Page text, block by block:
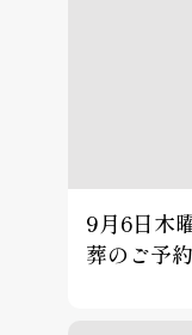
9月6日木
葬のご予